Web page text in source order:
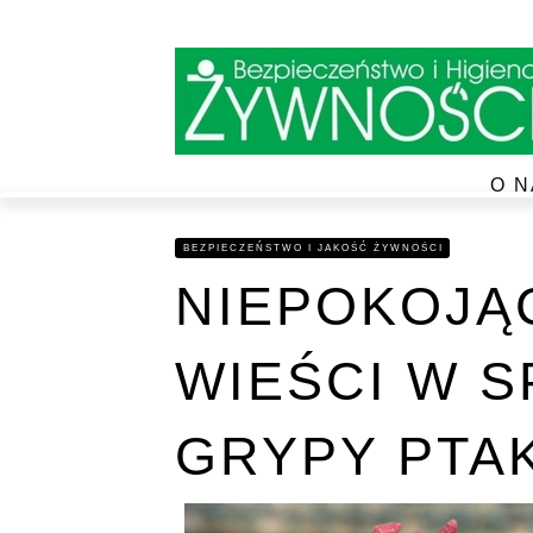
O
BEZPIECZEŃSTWO I JAKOŚĆ ŻYWNOŚCI
WIEŚCI W
GRYPY